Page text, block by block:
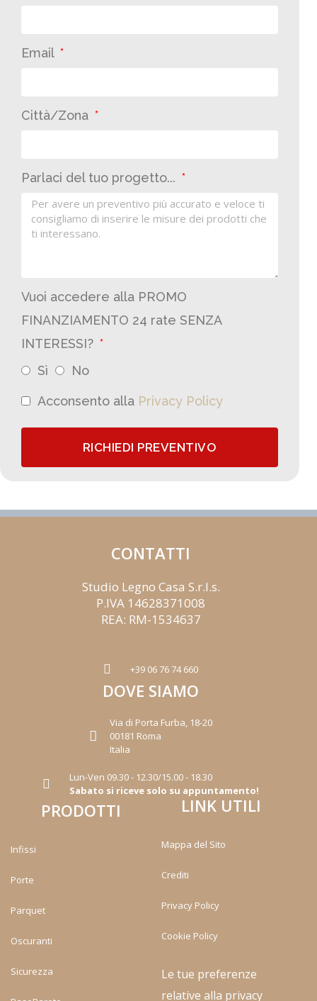
Email
Città/Zona
Parlaci del tuo progetto...
Vuoi accedere alla PROMO
FINANZIAMENTO 24 rate SENZA
INTERESSI?
Sì
No
Acconsento alla Privacy Policy
RICHIEDI PREVENTIVO
CONTATTI
Studio Legno Casa S.r.l.s.
P.IVA 14628371008
REA: RM-1534637
+39 06 76 74 660
DOVE SIAMO
Via di Porta Furba, 18-20
00181 Roma
Italia
Lun-Ven 09.30 - 12.30/15.00 - 18.30
Sabato si riceve solo su appuntamento!
PRODOTTI
Infissi
Porte
Parquet
Oscuranti
Sicurezza
LINK UTILI
Mappa del Sito
Crediti
Privacy Policy
Cookie Policy
Le tue preferenze
relative alla privacy